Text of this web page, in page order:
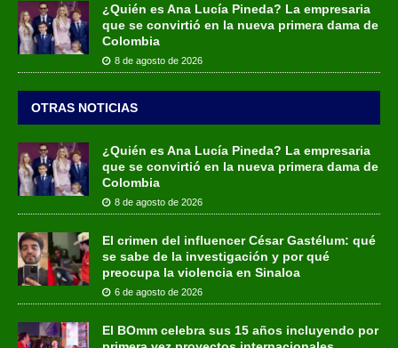
¿Quién es Ana Lucía Pineda? La empresaria
que se convirtió en la nueva primera dama de
Colombia
8 de agosto de 2026
OTRAS NOTICIAS
¿Quién es Ana Lucía Pineda? La empresaria
que se convirtió en la nueva primera dama de
Colombia
8 de agosto de 2026
El crimen del influencer César Gastélum: qué
se sabe de la investigación y por qué
preocupa la violencia en Sinaloa
6 de agosto de 2026
El BOmm celebra sus 15 años incluyendo por